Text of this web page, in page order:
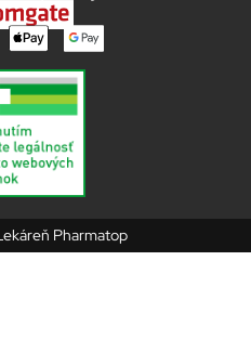
Pharmatop